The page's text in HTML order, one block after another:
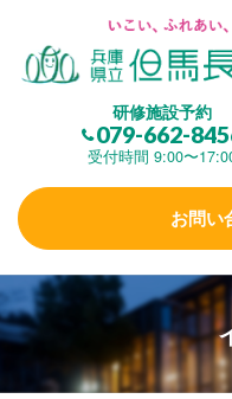
研修施設予約
079-662-
受付時間 9:00〜
お問い
但馬長寿の郷とは
(研修施設)
楽しむ
学 ぶ (健康福祉)